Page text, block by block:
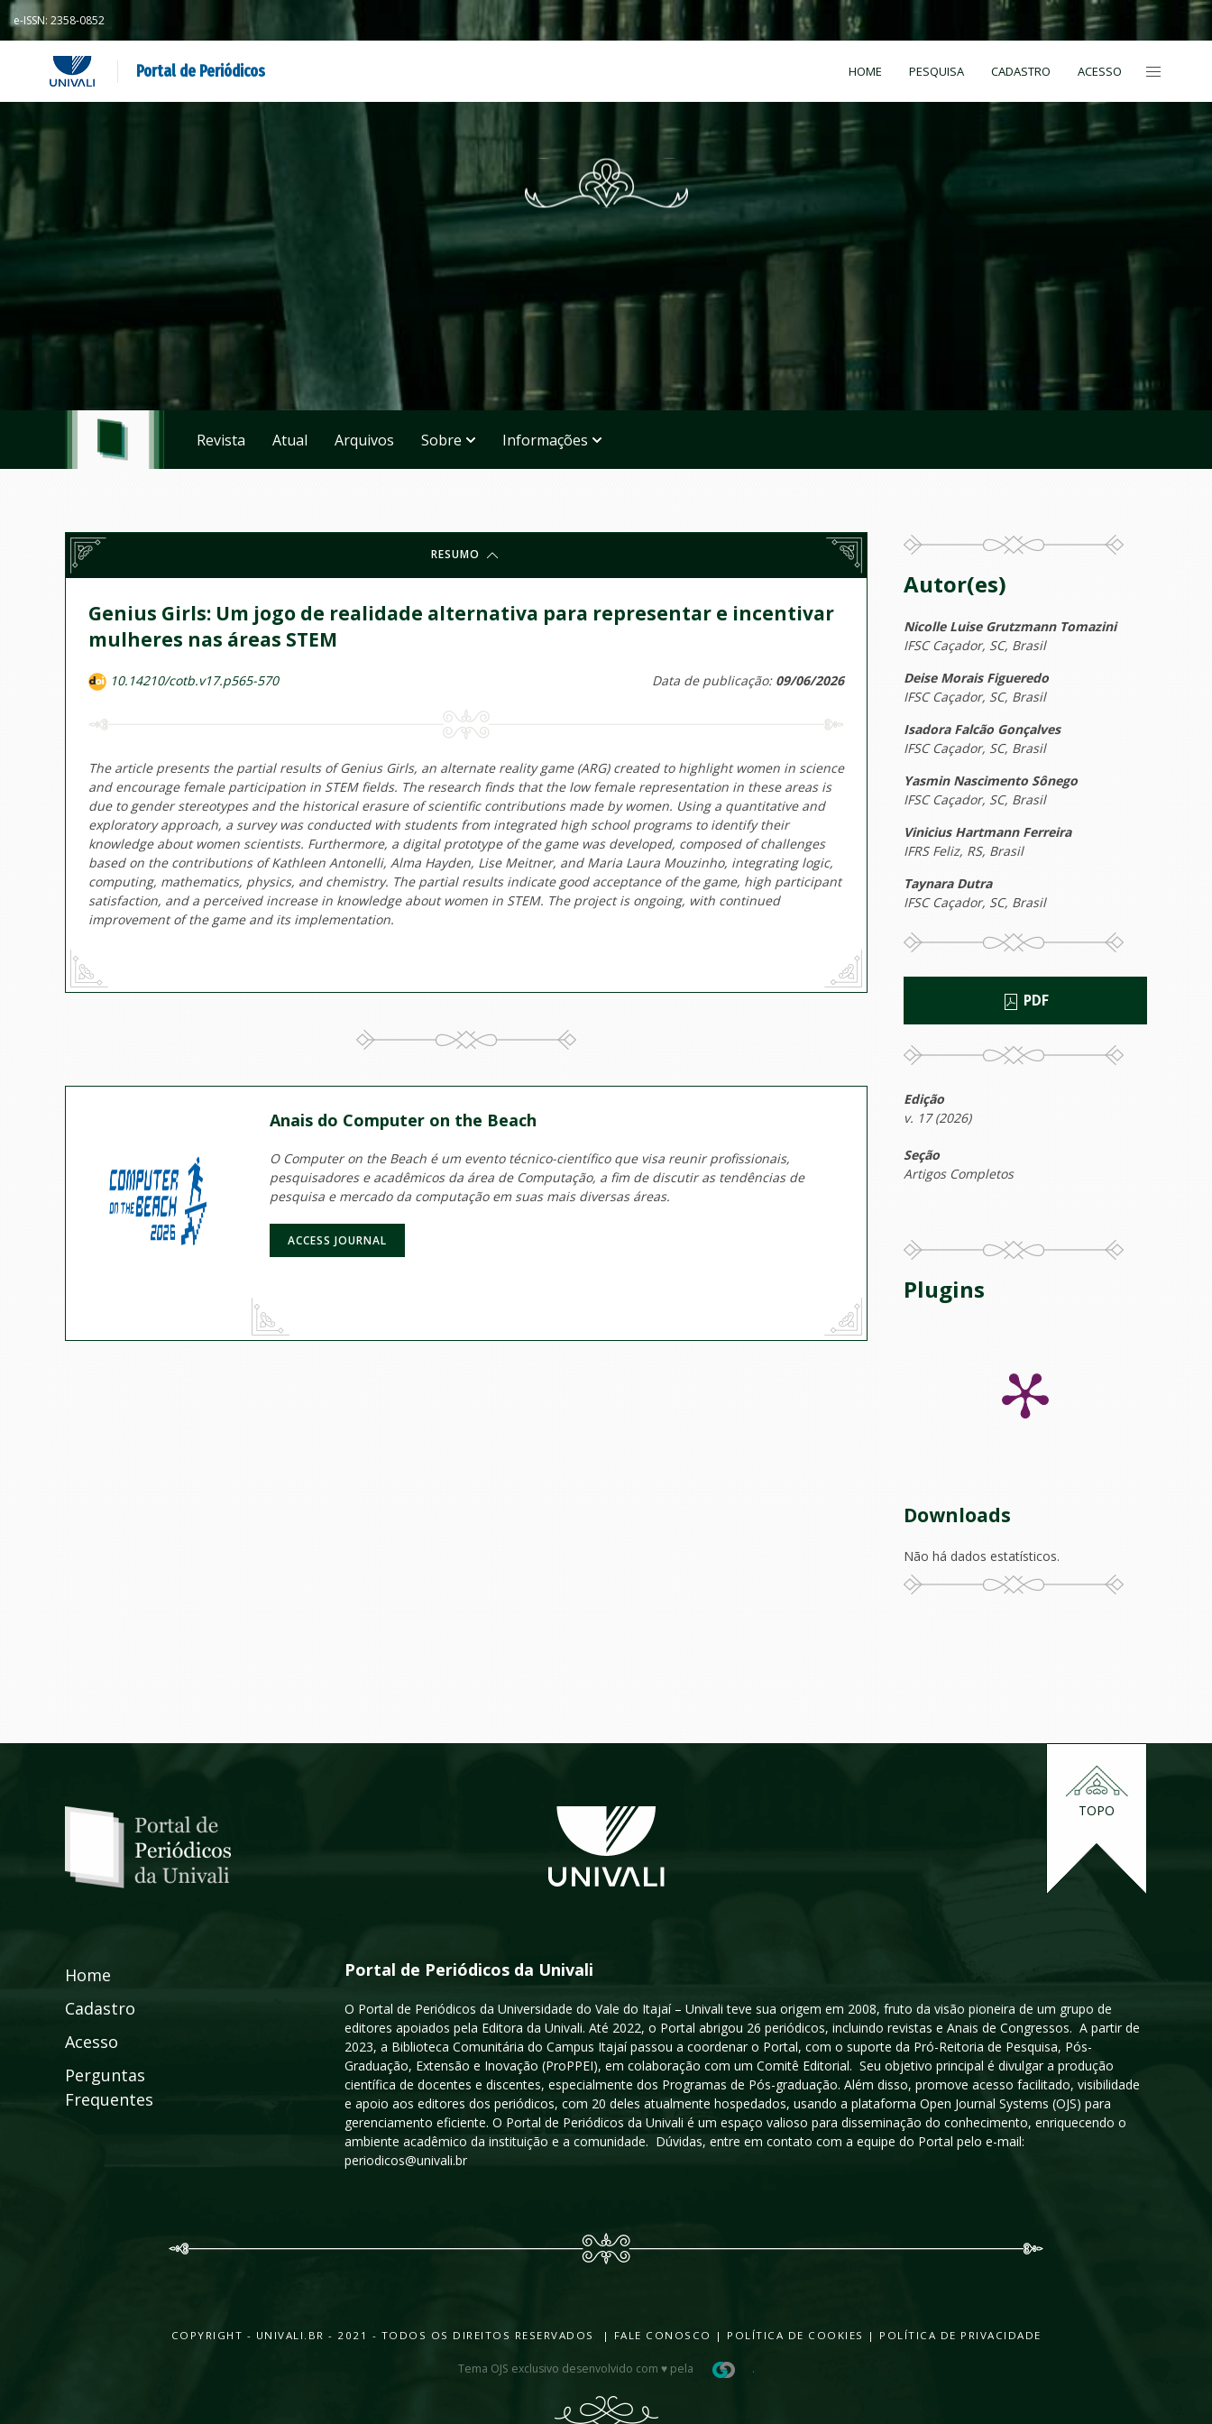
e-ISSN: 2358-0852
Portal de Periódicos HOME PESQUISA CADASTRO ACESSO
Revista Atual Arquivos Sobre Informações
RESUMO
Genius Girls: Um jogo de realidade alternativa para representar e incentivar
mulheres nas áreas STEM
10.14210/cotb.v17.p565-570 Data de publicação: 09/06/2026
The article presents the partial results of Genius Girls, an alternate reality game (ARG) created to highlight women in science
and encourage female participation in STEM fields. The research finds that the low female representation in these areas is
due to gender stereotypes and the historical erasure of scientific contributions made by women. Using a quantitative and
exploratory approach, a survey was conducted with students from integrated high school programs to identify their
knowledge about women scientists. Furthermore, a digital prototype of the game was developed, composed of challenges
based on the contributions of Kathleen Antonelli, Alma Hayden, Lise Meitner, and Maria Laura Mouzinho, integrating logic,
computing, mathematics, physics, and chemistry. The partial results indicate good acceptance of the game, high participant
satisfaction, and a perceived increase in knowledge about women in STEM. The project is ongoing, with continued
improvement of the game and its implementation.
Anais do Computer on the Beach
O Computer on the Beach é um evento técnico-científico que visa reunir profissionais,
pesquisadores e acadêmicos da área de Computação, a fim de discutir as tendências de
pesquisa e mercado da computação em suas mais diversas áreas.
ACCESS JOURNAL
Autor(es)
Nicolle Luise Grutzmann Tomazini
IFSC Caçador, SC, Brasil
Deise Morais Figueredo
IFSC Caçador, SC, Brasil
Isadora Falcão Gonçalves
IFSC Caçador, SC, Brasil
Yasmin Nascimento Sônego
IFSC Caçador, SC, Brasil
Vinicius Hartmann Ferreira
IFRS Feliz, RS, Brasil
Taynara Dutra
IFSC Caçador, SC, Brasil
PDF
Edição
v. 17 (2026)
Seção
Artigos Completos
Plugins
Downloads
Não há dados estatísticos.
TOPO
Home
Cadastro
Acesso
Perguntas
Frequentes
Portal de Periódicos da Univali
O Portal de Periódicos da Universidade do Vale do Itajaí – Univali teve sua origem em 2008, fruto da visão pioneira de um grupo de
editores apoiados pela Editora da Univali. Até 2022, o Portal abrigou 26 periódicos, incluindo revistas e Anais de Congressos. A partir de
2023, a Biblioteca Comunitária do Campus Itajaí passou a coordenar o Portal, com o suporte da Pró-Reitoria de Pesquisa, Pós-
Graduação, Extensão e Inovação (ProPPEI), em colaboração com um Comitê Editorial. Seu objetivo principal é divulgar a produção
científica de docentes e discentes, especialmente dos Programas de Pós-graduação. Além disso, promove acesso facilitado, visibilidade
e apoio aos editores dos periódicos, com 20 deles atualmente hospedados, usando a plataforma Open Journal Systems (OJS) para
gerenciamento eficiente. O Portal de Periódicos da Univali é um espaço valioso para disseminação do conhecimento, enriquecendo o
ambiente acadêmico da instituição e a comunidade. Dúvidas, entre em contato com a equipe do Portal pelo e-mail:
periodicos@univali.br
COPYRIGHT - UNIVALI.BR - 2021 - TODOS OS DIREITOS RESERVADOS | FALE CONOSCO | POLÍTICA DE COOKIES | POLÍTICA DE PRIVACIDADE
Tema OJS exclusivo desenvolvido com ♥ pela .